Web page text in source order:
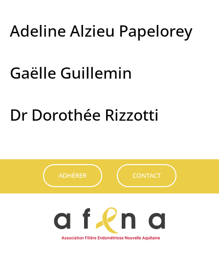
Adeline Alzieu Papelorey
Gaëlle Guillemin
Dr Dorothée Rizzotti
ADHÉRER CONTACT